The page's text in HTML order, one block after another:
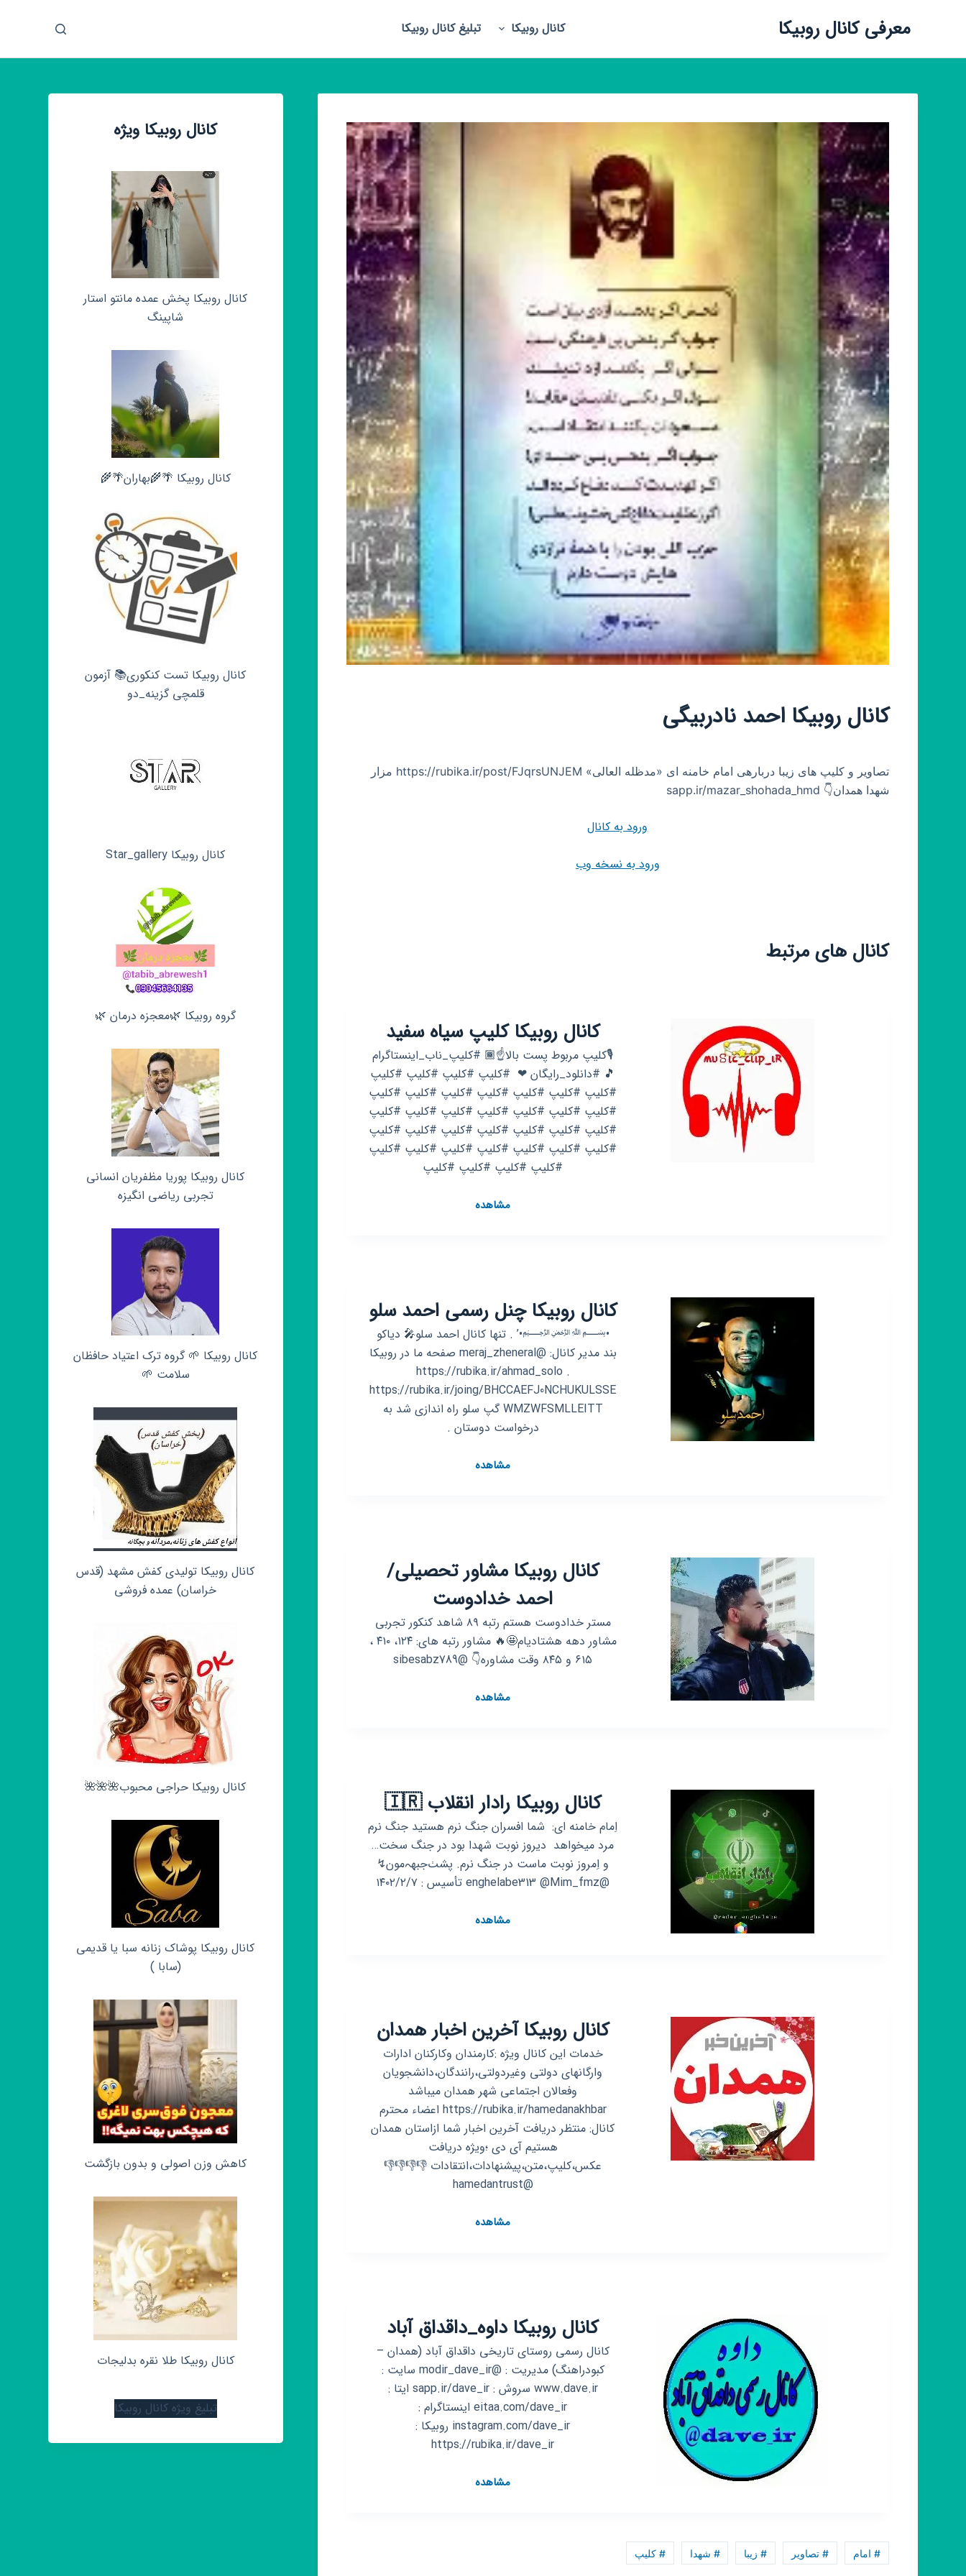
ش
معرفی کانال روبیکا کانال روبیکا تبلیغ کانال روبیکا
کانال روبیکا احمد نادربیگی
تصاویر و کلیپ های زیبا دربارهی امام خامنه ای «مدظله العالی» https://rubika.ir/post/FJqrsUNJEM مزار
شهدا همدان👇 sapp.ir/mazar_shohada_hmd
ورود به کانال
ورود به نسخه وب
کانال های مرتبط
کانال روبیکا کلیپ سیاه سفید
🎙کلیپ مربوط پست بالا☝️🏾 #کلیپ_ناب_اینستاگرام
🎵 #دانلود_رایگان ❤ ‌‌‌‌ #کلیپ #کلیپ #کلیپ #کلیپ
#کلیپ #کلیپ #کلیپ #کلیپ #کلیپ #کلیپ #کلیپ
#کلیپ #کلیپ #کلیپ #کلیپ #کلیپ #کلیپ #کلیپ
#کلیپ #کلیپ #کلیپ #کلیپ #کلیپ #کلیپ #کلیپ
#کلیپ #کلیپ #کلیپ #کلیپ #کلیپ #کلیپ #کلیپ
#کلیپ #کلیپ #کلیپ #کلیپ
مشاهدهکانال
کانال روبیکا چنل رسمی احمد سلو
•﷽•’ . تنها کانال احمد سلو🎤 دیاکو
بند مدیر کانال: @meraj_zheneral صفحه ما در روبیکا
https://rubika.ir/ahmad_solo .
https://rubika.ir/joing/BHCCAEFJ0NCHUKULSSE
WMZWFSMLLEITT گپ سلو راه اندازی شد به
درخواست دوستان .
مشاهدهکانال
کانال روبیکا مشاور تحصیلی/
احمد خدادوست
مستر خدادوست هستم رتبه ۸۹ شاهد کنکور تجربی
مشاور دهه هشتادیام🤩🔥 مشاور رتبه های: ۱۲۴، ۴۱۰ ،
۶۱۵ و ۸۴۵ وقت مشاوره👇 @sibesabz789
مشاهدهکانال
کانال روبیکا ‌رادار انقلاب 🇮🇷
اِمام خامنه ای: ‌ شما افسران جنگ نرم هستید جنگ نرم
مرد میخواهد ‌ دیروز نوبت شهدا بود در جنگ سخت…
و اِمروز نوبت ماست در جنگ نرم. پشٺ‌جبھہ‌مون↯
@enghelabe313 @Mim_fmz تأسیس : ۱۴۰۲/۲/۷
مشاهدهکانال
کانال روبیکا آخرین اخبار همدان
خدمات این کانال ویژه :کارمندان وکارکنان ادارات
وارگانهای دولتی وغیردولتی،رانندگان،دانشجویان
وفعالان اجتماعی شهر همدان میباشد
https://rubika.ir/hamedanakhbar اعضاء محترم
کانال: منتظر دریافت آخرین اخبار شما ازاستان همدان
هستیم آی دی ؛ویژه دریافت
عکس،کلیپ،متن،پیشنهادات،انتقادات 👎👎👎👎
@hamedantrust
مشاهدهکانال
کانال روبیکا داوه_داقداق آباد
کانال رسمی روستای تاریخی داقداق آباد (همدان –
کبودراهنگ) مدیریت : @modir_dave_ir سایت :
www.dave.ir سروش : sapp.ir/dave_ir ایتا :
eitaa.com/dave_ir اینستاگرام :
instagram.com/dave_ir روبیکا :
https://rubika.ir/dave_ir
مشاهدهکانال
# امام # تصاویر # زیبا # شهدا # کلیپ
کانال روبیکا ویژه
کانال روبیکا پخش عمده مانتو استار
شاپینگ
کانال روبیکا 🌴🌾بهاران🌴🌾
کانال روبیکا تست کنکوری📚 آزمون
قلمچی‌‌ گزینه_دو
کانال روبیکا Star_gallery
گروه روبیکا 🌿معجزه درمان 🌿
کانال روبیکا پوریا مظفریان انسانی
تجربی ریاضی انگیزه
کانال روبیکا 🌱 گروه ترک اعتیاد حافظان
سلامت 🌱
کانال روبیکا تولیدی کفش مشهد (قدس
خراسان) عمده فروشی
کانال روبیکا حراجی محبوب🌺🌺🌺
کانال روبیکا پوشاک زنانه سبا یا قدیمی
(سابا )
کاهش وزن اصولی و بدون بازگشت
کانال روبیکا طلا نقره بدلیجات
تبلیغ ویژه کانال روبیکا